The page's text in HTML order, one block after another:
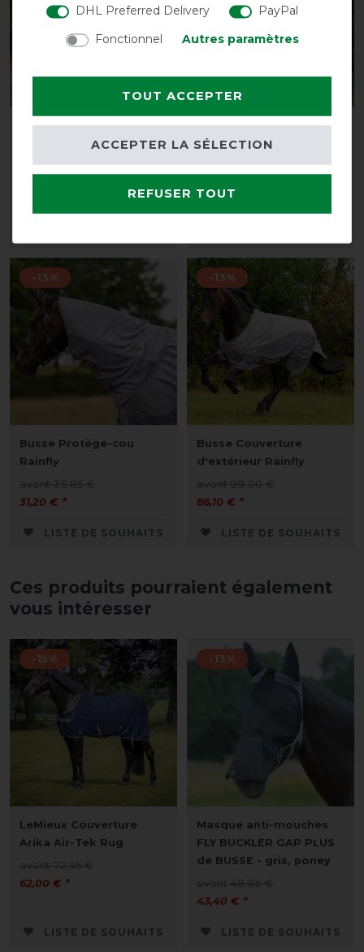
Busse Masque anti-
mouches Twin Fit Flexi
Busse Masque anti-
mouches Twin Fit Flexi
-13%
Busse Protège-cou
Rainfly
avant 35,85 €
31,20 € *
LISTE DE SOUHAITS
-13%
Busse Couverture
d'extérieur Rainfly
avant 99,00 €
86,10 € *
LISTE DE SOUHAITS
Ces produits pourraient également
vous intéresser
-15%
LeMieux Couverture
Arika Air-Tek Rug
avant 72,95 €
62,00 € *
LISTE DE SOUHAITS
-13%
Masque anti-mouches
FLY BUCKLER GAP PLUS
de BUSSE - gris, poney
avant 49,85 €
43,40 € *
LISTE DE SOUHAITS
DHL Preferred Delivery
PayPal
Fonctionnel
Autres paramètres
TOUT ACCEPTER
REFUSER TOUT
ACCEPTER LA SÉLECTION